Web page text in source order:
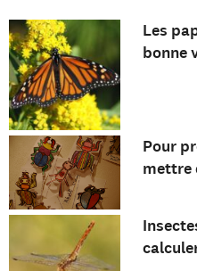
Les
bonne
Pour
mettre